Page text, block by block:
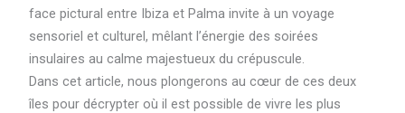
face pictural entre Ibiza et Palma invite à un voyage
sensoriel et culturel, mêlant l’énergie des soirées
insulaires au calme majestueux du crépuscule.
Dans cet article, nous plongerons au cœur de ces deux
îles pour décrypter où il est possible de vivre les plus